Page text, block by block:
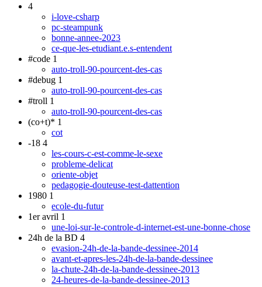
4
i-love-csharp
pc-steampunk
bonne-annee-2023
ce-que-les-etudiant.e.s-entendent
#code 1
auto-troll-90-pourcent-des-cas
#debug 1
auto-troll-90-pourcent-des-cas
#troll 1
auto-troll-90-pourcent-des-cas
(co+t)* 1
cot
-18 4
les-cours-c-est-comme-le-sexe
probleme-delicat
oriente-objet
pedagogie-douteuse-test-dattention
1980 1
ecole-du-futur
1er avril 1
une-loi-sur-le-controle-d-internet-est-une-bonne-chose
24h de la BD 4
evasion-24h-de-la-bande-dessinee-2014
avant-et-apres-les-24h-de-la-bande-dessinee
la-chute-24h-de-la-bande-dessinee-2013
24-heures-de-la-bande-dessinee-2013